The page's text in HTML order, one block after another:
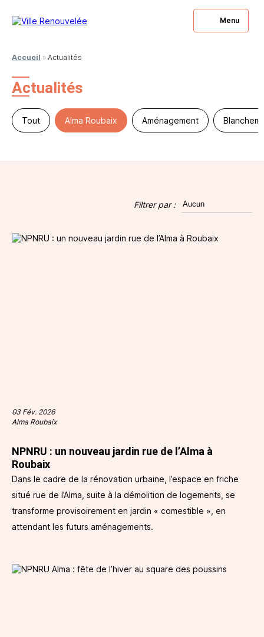
Menu
Accueil » Actualités
Actualités
Tout Alma Roubaix Aménagement
Filtrer par :
03 Fév. 2026
Alma Roubaix
NPNRU : un nouveau jardin rue de l’Alma à
Roubaix
Dans le cadre de la rénovation urbaine, l’espace en friche
situé rue de l’Alma, suite à la démolition de logements, se
transforme provisoirement en jardin « comestible », en
attendant les futurs aménagements.